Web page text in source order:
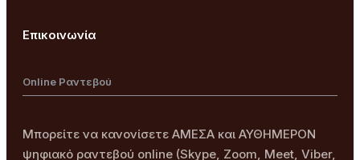
Επικοινωνία
Online Ραντεβού
Μπορείτε να κανονίσετε ΑΜΕΣΑ και ΑΥΘΗΜΕΡΟΝ
ψηφιακό ραντεβού online (Skype, Zoom, Meet, Viber,